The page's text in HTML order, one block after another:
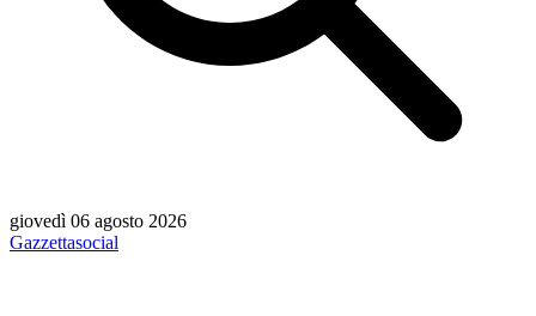
giovedì 06 agosto 2026
Gazzettasocial